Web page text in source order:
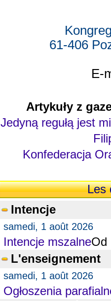
61-406
E-
Artykuły z
Jedyną regułą jest
Konfederacja
Les
Intencje
samedi, 1 août 2026
Intencje mszalneOd
L'enseignement
samedi, 1 août 2026
Ogłoszenia